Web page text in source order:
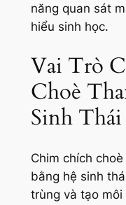
năng quan sát
hiểu sinh học.
Vai Trò
Choè
Sinh Thái
Chim chích
bằng hệ sinh
trùng và tạo